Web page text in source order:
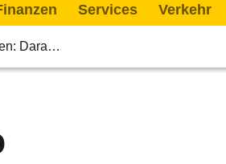
Services Verkehr
Dara…